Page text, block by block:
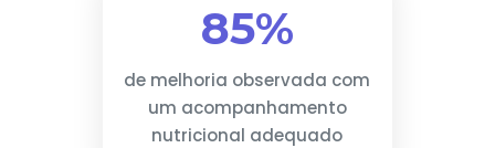
85%
de melhoria observada com
um acompanhamento
nutricional adequado